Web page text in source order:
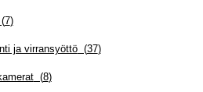
7)
ja virransyöttö(37)
(8)